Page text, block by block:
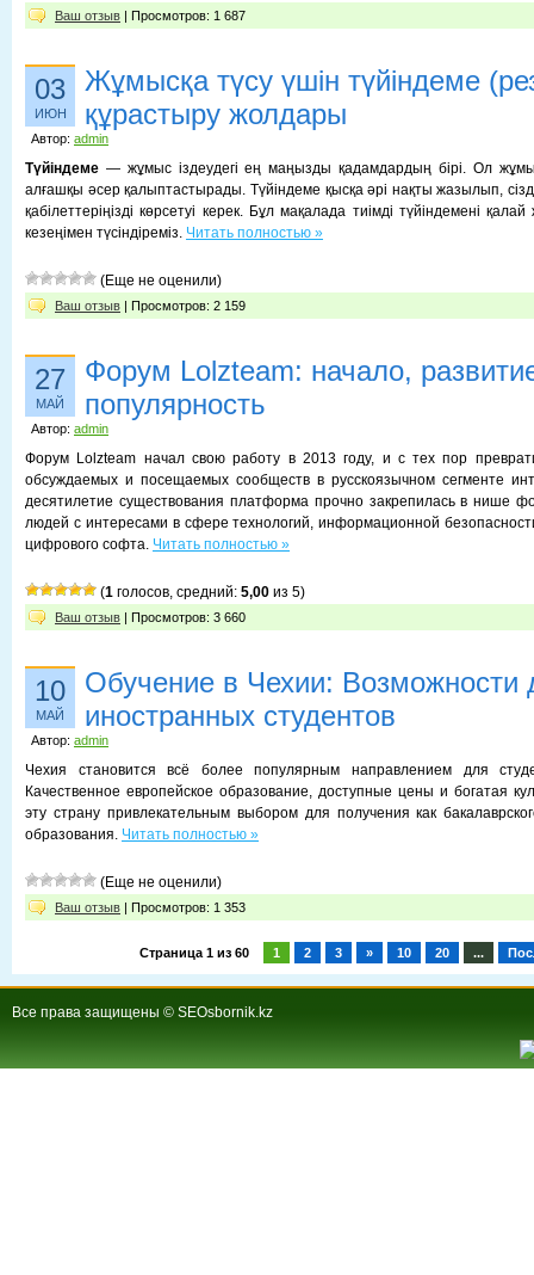
Ваш отзыв | Просмотров: 1 687
03
ИЮН
Жұмысқа түсу үшін түйіндеме
құрастыру жолдары
Автор: admin
Түйіндеме — жұмыс іздеудегі ең маңызды қадамдардың бірі. Ол
алғашқы әсер қалыптастырады. Түйіндеме қысқа әрі нақты жазылып,
қабілеттеріңізді көрсетуі керек. Бұл мақалада тиімді түйіндемені қалай
кезеңімен түсіндіреміз. Читать полностью »
(Еще не оценили)
Ваш отзыв | Просмотров: 2 159
27
МАЙ
Форум Lolzteam: начало,
популярность
Автор: admin
Форум Lolzteam начал свою работу в 2013 году, и с тех пор
обсуждаемых и посещаемых сообществ в русскоязычном сегменте
десятилетие существования платформа прочно закрепилась в нише
людей с интересами в сфере технологий, информационной
цифрового софта. Читать полностью »
(1 голосов, средний: 5,00 из 5)
Ваш отзыв | Просмотров: 3 660
10
МАЙ
Обучение в Чехии: Возможности
иностранных студентов
Автор: admin
Чехия становится всё более популярным направлением для
Качественное европейское образование, доступные цены и богатая
эту страну привлекательным выбором для получения как
образования. Читать полностью »
(Еще не оценили)
Ваш отзыв | Просмотров: 1 353
Страница 1 из 60 1 2 3 » 10 20 ...
Все права защищены © SEOsbornik.kz